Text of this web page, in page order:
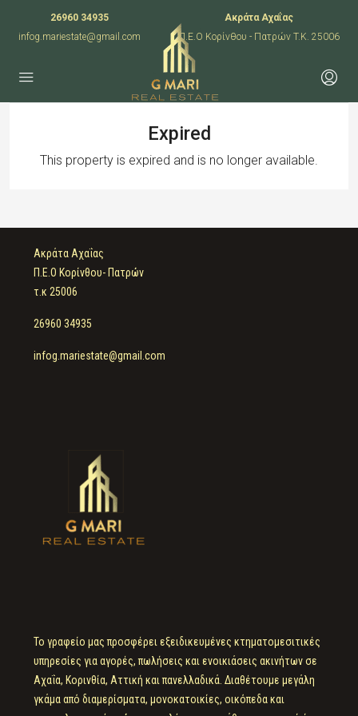
26960 34935
infog.mariestate@gmail.com
Ακράτα Αχαΐας
Π.Ε.Ο Κορίνθου - Πατρών T.K. 25006
Expired
This property is expired and is no longer available.
Ακράτα Αχαΐας
Π.Ε.Ο Κορίνθου- Πατρών
τ.κ 25006
26960 34935
infog.mariestate@gmail.com
Το γραφείο μας προσφέρει εξειδικευμένες κτηματομεσιτικές
υπηρεσίες για αγορές, πωλήσεις και ενοικιάσεις ακινήτων σε
Αχαΐα, Κορινθία, Αττική και πανελλαδικά. Διαθέτουμε μεγάλη
γκάμα από διαμερίσματα, μονοκατοικίες, οικόπεδα και